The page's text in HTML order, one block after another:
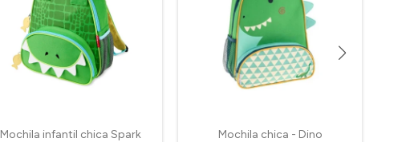
Mochila infantil chica Spark
Mochila chica - Dino